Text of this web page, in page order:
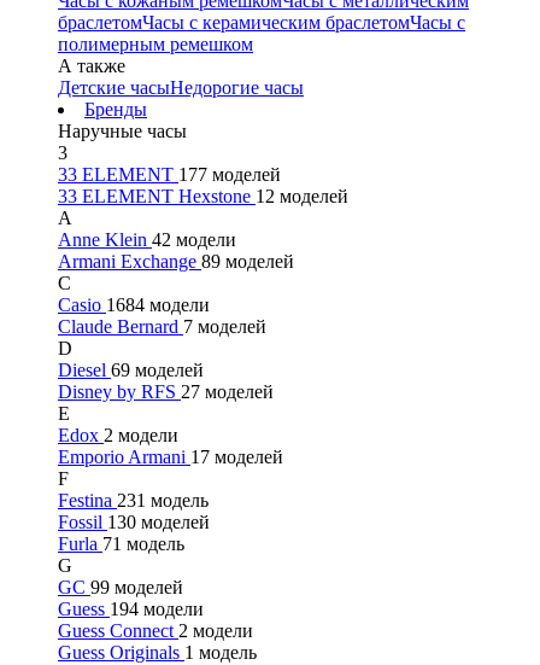
браслетомЧасы с керамическим браслетомЧасы с
полимерным ремешком
А также
Детские часыНедорогие часы
Бренды
Наручные часы
3
33 ELEMENT 177 моделей
33 ELEMENT Hexstone 12 моделей
A
Anne Klein 42 модели
Armani Exchange 89 моделей
C
Casio 1684 модели
Claude Bernard 7 моделей
D
Diesel 69 моделей
Disney by RFS 27 моделей
E
Edox 2 модели
Emporio Armani 17 моделей
F
Festina 231 модель
Fossil 130 моделей
Furla 71 модель
G
GC 99 моделей
Guess 194 модели
Guess Connect 2 модели
Guess Originals 1 модель